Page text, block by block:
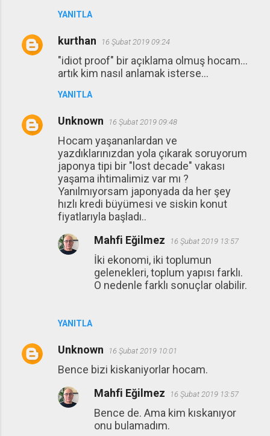
YANITLA
kurthan 16 Şubat 2019 09:24
"idiot proof" bir açıklama olmuş hocam...
artık kim nasıl anlamak isterse...
YANITLA
Unknown 16 Şubat 2019 09:48
Hocam yaşananlardan ve
yazdıklarınızdan yola çıkarak soruyorum
japonya tipi bir "lost decade" vakası
yaşama ihtimalimiz var mı ?
Yanılmıyorsam japonyada da her şey
hızlı kredi büyümesi ve siskin konut
fiyatlarıyla başladı..
YANITLA
Mahfi Eğilmez 16 Şubat 2019 13:57
İki ekonomi, iki toplumun
gelenekleri, toplum yapısı farklı.
O nedenle farklı sonuçlar olabilir.
Unknown 16 Şubat 2019 10:01
Bence bizi kiskaniyorlar hocam.
Mahfi Eğilmez
16 Şubat 2019 13:57
Bence de. Ama kim kıskanıyor
onu bulamadım.